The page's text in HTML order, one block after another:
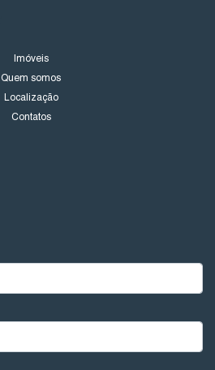
Imóveis
Quem somos
Localização
Contatos